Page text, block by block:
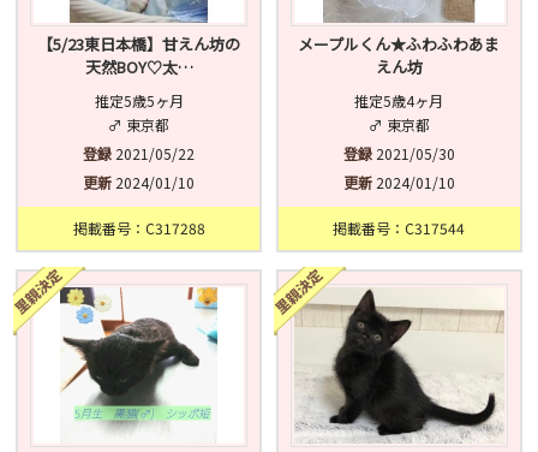
【5/23東日本橋】甘えん坊の
天然BOY♡太…
推定5歳5ヶ月
♂ 東京都
登録 2021/05/22
更新 2024/01/10
掲載番号：C317288
メープルくん★ふわふわあま
えん坊
推定5歳4ヶ月
♂ 東京都
登録2021/05/30
更新2024/01/10
掲載番号：C317544